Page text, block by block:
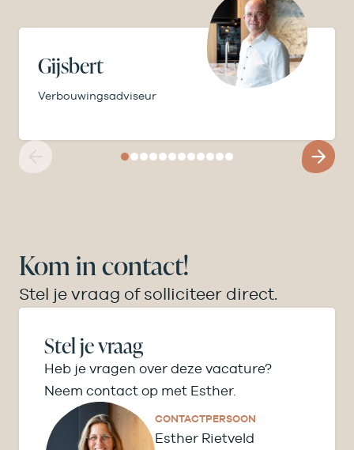
Gijsbert
Verbouwingsadviseur
Kom in contact!
Stel je vraag of solliciteer direct.
Stel je vraag
Heb je vragen over deze vacature?
Neem contact op met Esther.
CONTACTPERSOON
Esther Rietveld